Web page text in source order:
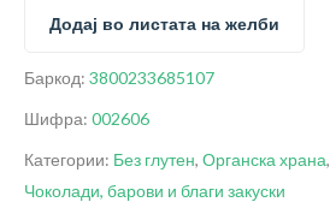
Додај во листата на желби
Баркод: 3800233685107
Шифра: 002606
Категории: Без глутен, Органска храна,
Чоколади, барови и благи закуски